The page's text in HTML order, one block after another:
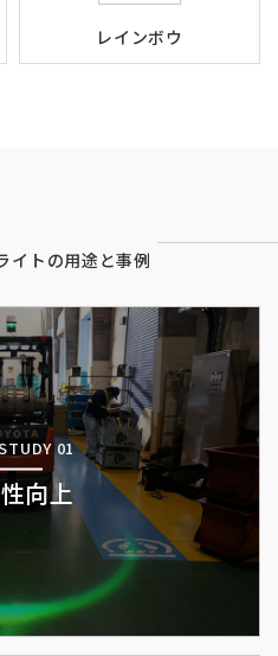
レインボウ
イトの用途と事例
01
向上